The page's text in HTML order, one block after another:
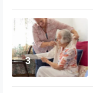
3